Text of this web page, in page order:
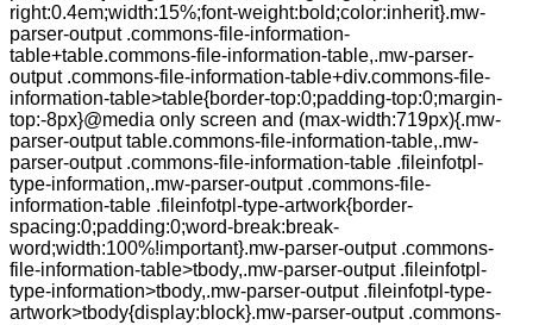
right:0.4em;width:15%;font-weight:bold;color:inherit}.mw-
parser-output .commons-file-information-
table+table.commons-file-information-table,.mw-parser-
output .commons-file-information-table+div.commons-file-
information-table>table{border-top:0;padding-top:0;margin-
top:-8px}@media only screen and (max-width:719px){.mw-
parser-output table.commons-file-information-table,.mw-
parser-output .commons-file-information-table .fileinfotpl-
type-information,.mw-parser-output .commons-file-
information-table .fileinfotpl-type-artwork{border-
spacing:0;padding:0;word-break:break-
word;width:100%!important}.mw-parser-output .commons-
file-information-table>tbody,.mw-parser-output .fileinfotpl-
type-information>tbody,.mw-parser-output .fileinfotpl-type-
artwork>tbody{display:block}.mw-parser-output .commons-